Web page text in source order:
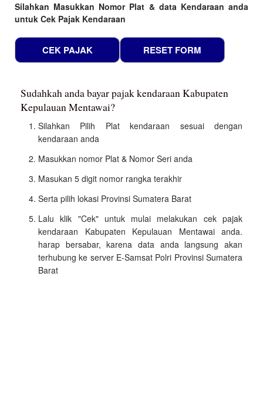
Silahkan Masukkan Nomor Plat & data Kendaraan anda
untuk Cek Pajak Kendaraan
Sudahkah anda bayar pajak kendaraan Kabupaten
Kepulauan Mentawai?
Silahkan Pilih Plat kendaraan sesuai dengan
kendaraan anda
Masukkan nomor Plat & Nomor Seri anda
Masukan 5 digit nomor rangka terakhir
Serta pilih lokasi Provinsi Sumatera Barat
Lalu klik "Cek" untuk mulai melakukan cek pajak
kendaraan Kabupaten Kepulauan Mentawai anda.
harap bersabar, karena data anda langsung akan
terhubung ke server E-Samsat Polri Provinsi Sumatera
Barat